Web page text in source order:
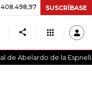
+$ 8.753,81 +2,19%
SUSCRÍBASE
de Abelardo de la